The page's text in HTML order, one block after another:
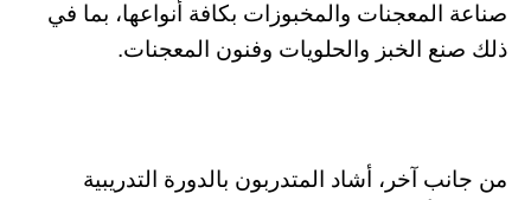
صناعة المعجنات والمخبوزات بكافة أنواعها، بما في
ذلك صنع الخبز والحلويات وفنون المعجنات.
من جانب آخر، أشاد المتدربون بالدورة التدريبية